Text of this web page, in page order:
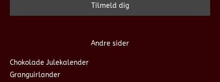
Andre sider
Chokolade Julekalender
Granguirlander